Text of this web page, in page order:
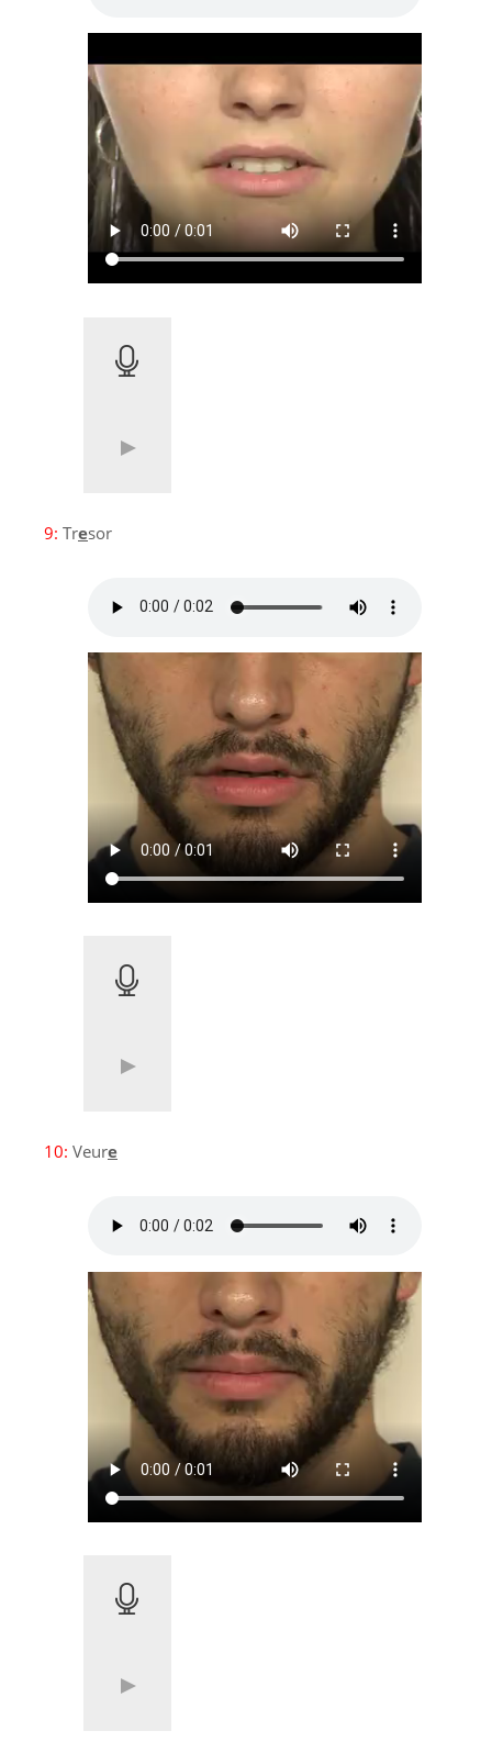
9: Tresor
10: Veure